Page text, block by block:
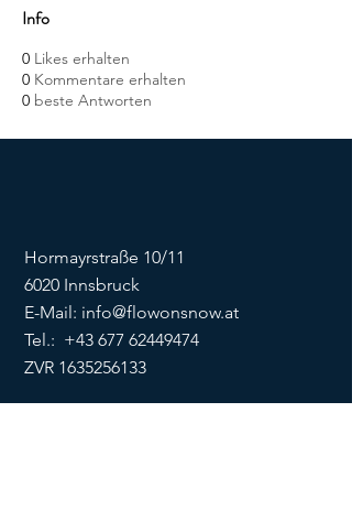
Info
0 Likes erhalten
0 Kommentare erhalten
0 beste Antworten
Hormayrstraße 10/11
6020 Innsbruck
E-Mail: info@flowonsnow.at
Tel.: +43 677 62449474
ZVR 1635256133